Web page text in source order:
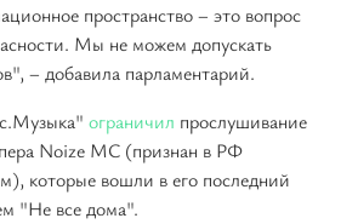
пространство – это вопрос
Мы не можем допускать
– добавила парламентарий.
ограничил прослушивание
Noize MC (признан в РФ
которые вошли в его последний
"Не все дома".